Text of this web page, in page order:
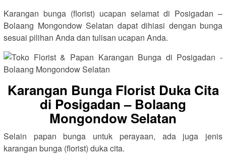
Karangan bunga (florist) ucapan selamat di Posigadan –
Bolaang Mongondow Selatan dapat dihiasi dengan bunga
sesuai pilihan Anda dan tulisan ucapan Anda.
Karangan Bunga Florist Duka Cita
di Posigadan – Bolaang
Mongondow Selatan
Selain papan bunga untuk perayaan, ada juga jenis
karangan bunga (florist) duka cita.